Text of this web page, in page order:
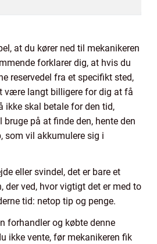
at du kører ned til mekanikeren
forklarer dig, at hvis du
reservedel fra et specifikt sted,
være langt billigere for dig at få
ikke skal betale for den tid,
bruge på at finde den, hente den
som vil akkumulere sig i
eller svindel, det er bare et
der ved, hvor vigtigt det er med to
tid: netop tip og penge.
forhandler og købte denne
ikke vente, før mekanikeren fik